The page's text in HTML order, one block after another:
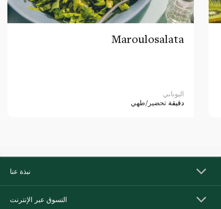
Maroulosalata
اليوناني
دقيقة تحضير/طهي
نبذة عنا
التسوق عبر الإنترنت